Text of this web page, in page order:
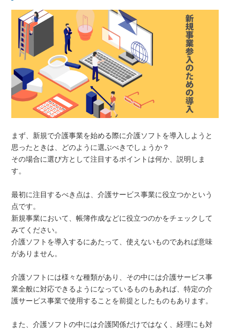
まず、新規で介護事業を始める際に介護ソフトを導入しようと
思ったときは、どのように選ぶべきでしょうか？
その場合に選び方として注目するポイントは何か、説明しま
す。
最初に注目するべき点は、介護サービス事業に役立つかという
点です。
新規事業において、帳簿作成などに役立つのかをチェックして
みてください。
介護ソフトを導入するにあたって、使えないものであれば意味
がありません。
介護ソフトには様々な種類があり、その中には介護サービス事
業全般に対応できるようになっているものもあれば、特定の介
護サービス事業で使用することを前提としたものもあります。
また、介護ソフトの中には介護関係だけではなく、経理にも対